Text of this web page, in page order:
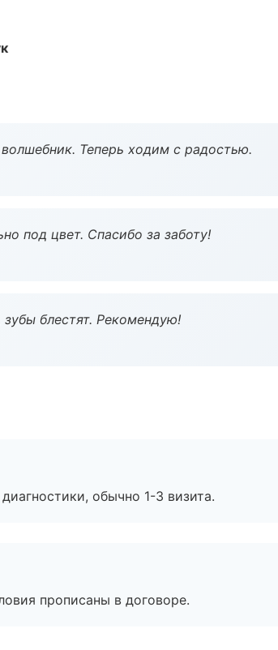
Теперь ходим с радостью.
под цвет. Спасибо за заботу!
блестят. Рекомендую!
обычно 1-3 визита.
прописаны в договоре.